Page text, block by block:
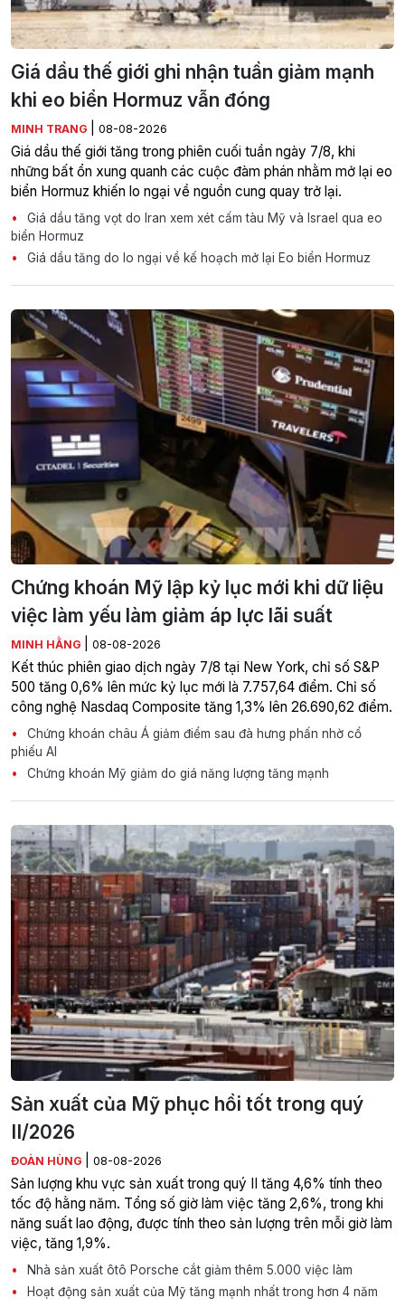
Giá dầu thế giới ghi nhận tuần giảm mạnh
khi eo biển Hormuz vẫn đóng
MINH TRANG 08-08-2026
Giá dầu thế giới tăng trong phiên cuối tuần ngày 7/8, khi
những bất ổn xung quanh các cuộc đàm phán nhằm mở lại eo
biển Hormuz khiến lo ngại về nguồn cung quay trở lại.
Giá dầu tăng vọt do Iran xem xét cấm tàu Mỹ và Israel qua eo
biển Hormuz
Giá dầu tăng do lo ngại về kế hoạch mở lại Eo biển Hormuz
Chứng khoán Mỹ lập kỷ lục mới khi dữ liệu
việc làm yếu làm giảm áp lực lãi suất
MINH HẰNG 08-08-2026
Kết thúc phiên giao dịch ngày 7/8 tại New York, chỉ số S&P
500 tăng 0,6% lên mức kỷ lục mới là 7.757,64 điểm. Chỉ số
công nghệ Nasdaq Composite tăng 1,3% lên 26.690,62 điểm.
Chứng khoán châu Á giảm điểm sau đà hưng phấn nhờ cổ
phiếu AI
Chứng khoán Mỹ giảm do giá năng lượng tăng mạnh
Sản xuất của Mỹ phục hồi tốt trong quý
II/2026
ĐOÀN HÙNG 08-08-2026
Sản lượng khu vực sản xuất trong quý II tăng 4,6% tính theo
tốc độ hằng năm. Tổng số giờ làm việc tăng 2,6%, trong khi
năng suất lao động, được tính theo sản lượng trên mỗi giờ làm
việc, tăng 1,9%.
Nhà sản xuất ôtô Porsche cắt giảm thêm 5.000 việc làm
Hoạt động sản xuất của Mỹ tăng mạnh nhất trong hơn 4 năm